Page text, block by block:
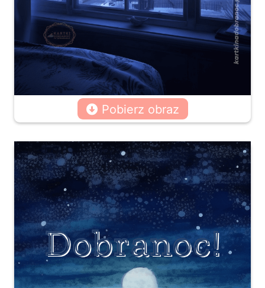
Pobierz obraz